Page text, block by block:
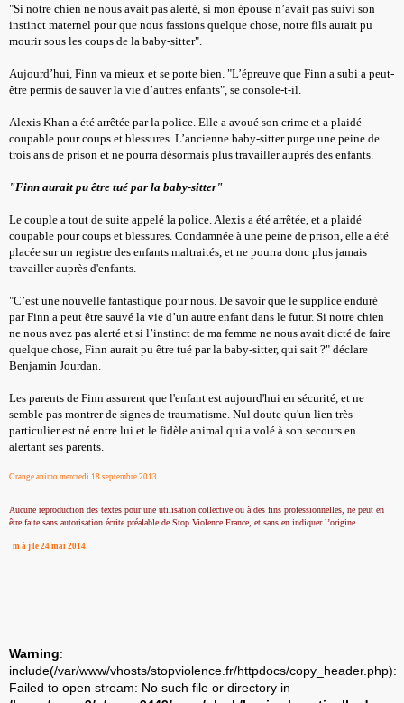
"Si notre chien ne nous avait pas alerté, si mon épouse n’avait pas suivi son
instinct maternel pour que nous fassions quelque chose, notre fils aurait pu
mourir sous les coups de la baby-sitter".
Aujourd’hui, Finn va mieux et se porte bien. "L’épreuve que Finn a subi a peut-
être permis de sauver la vie d’autres enfants", se console-t-il.
Alexis Khan a été arrêtée par la police. Elle a avoué son crime et a plaidé
coupable pour coups et blessures. L’ancienne baby-sitter purge une peine de
trois ans de prison et ne pourra désormais plus travailler auprès des enfants.
"Finn aurait pu être tué par la baby-sitter"
Le couple a tout de suite appelé la police. Alexis a été arrêtée, et a plaidé
coupable pour coups et blessures. Condamnée à une peine de prison, elle a été
placée sur un registre des enfants maltraités, et ne pourra donc plus jamais
travailler auprès d'enfants.
"C’est une nouvelle fantastique pour nous. De savoir que le supplice enduré
par Finn a peut être sauvé la vie d’un autre enfant dans le futur. Si notre chien
ne nous avez pas alerté et si l’instinct de ma femme ne nous avait dicté de faire
quelque chose, Finn aurait pu être tué par la baby-sitter, qui sait ?" déclare
Benjamin Jourdan.
Les parents de Finn assurent que l'enfant est aujourd'hui en sécurité, et ne
semble pas montrer de signes de traumatisme. Nul doute qu'un lien très
particulier est né entre lui et le fidèle animal qui a volé à son secours en
alertant ses parents.
Orange animo mercredi 18 septembre 2013
Aucune reproduction des textes pour une utilisation collective ou à des fins professionnelles, ne peut en
être faite sans autorisation écrite préalable de Stop Violence France, et sans en indiquer l’origine.
m à j le 24 mai 2014
Warning:
include(/var/www/vhosts/stopviolence.fr/httpdocs/copy_header.php):
Failed to open stream: No such file or directory in